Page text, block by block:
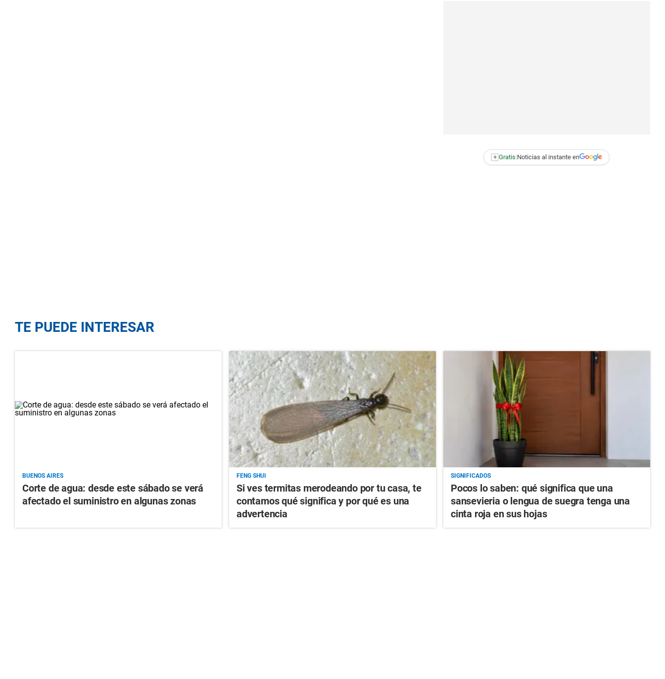
+ Gratis:Noticias al instante en
TE PUEDE INTERESAR
BUENOS AIRES
Corte de agua: desde este sábado se verá
afectado el suministro en algunas zonas
FENG SHUI
Si ves termitas merodeando por tu casa, te
contamos qué significa y por qué es una
advertencia
SIGNIFICADOS
Pocos lo saben: qué significa que una
sansevieria o lengua de suegra tenga una
cinta roja en sus hojas